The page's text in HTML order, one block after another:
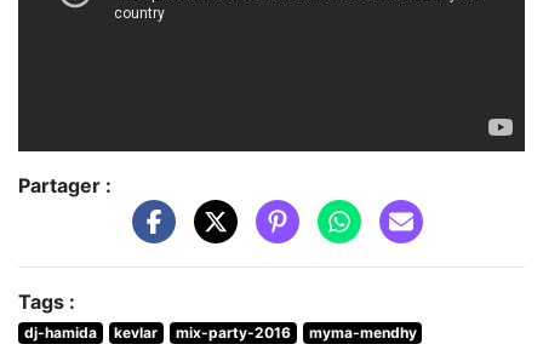
Partager :
Tags :
dj-hamida kevlar mix-party-2016
myma-mendhy